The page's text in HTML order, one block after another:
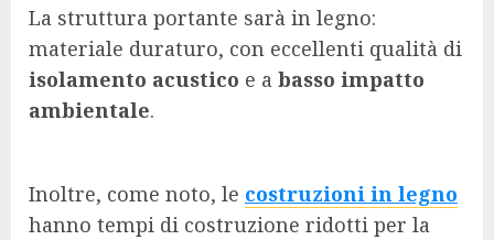
La struttura portante sarà in legno:
materiale duraturo, con eccellenti qualità di
isolamento acustico e a basso impatto
ambientale.
Inoltre, come noto, le costruzioni in legno
hanno tempi di costruzione ridotti per la